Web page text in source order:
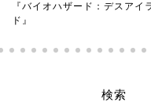
映画『もしかしたら私たちは
かもしれない』
検索